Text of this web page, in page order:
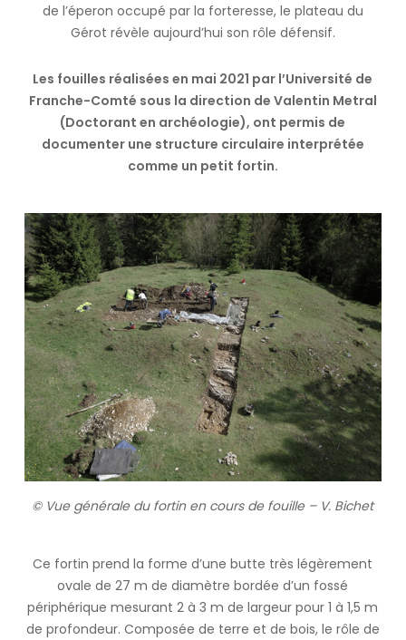
de l’éperon occupé par la forteresse, le plateau du
Gérot révèle aujourd’hui son rôle défensif.
Les fouilles réalisées en mai 2021 par l’Université de
Franche-Comté sous la direction de Valentin Metral
(Doctorant en archéologie), ont permis de
documenter une structure circulaire interprétée
comme un petit fortin.
© Vue générale du fortin en cours de fouille – V. Bichet
Ce fortin prend la forme d’une butte très légèrement
ovale de 27 m de diamètre bordée d’un fossé
périphérique mesurant 2 à 3 m de largeur pour 1 à 1,5 m
de profondeur. Composée de terre et de bois, le rôle de